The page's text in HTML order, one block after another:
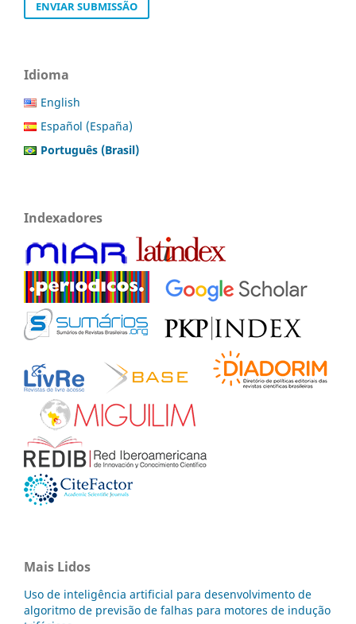
ENVIAR SUBMISSÃO
Idioma
English
Español (España)
Português (Brasil)
Indexadores
Mais Lidos
Uso de inteligência artificial para desenvolvimento de
algoritmo de previsão de falhas para motores de indução